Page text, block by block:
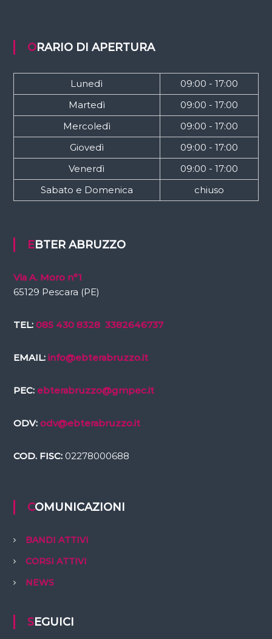
ORARIO DI APERTURA
Lunedì
09:00 - 17:00
Martedì
09:00 - 17:00
Mercoledì
09:00 - 17:00
Giovedì
09:00 - 17:00
Venerdì
09:00 - 17:00
Sabato e Domenica
chiuso
EBTER ABRUZZO
Via A. Moro n°1
65129 Pescara (PE)
TEL: 085 430 8328 3382646737
EMAIL: info@ebterabruzzo.it
PEC: ebterabruzzo@gmpec.it
ODV: odv@ebterabruzzo.it
COD. FISC:02278000688
COMUNICAZIONI
BANDI ATTIVI
CORSI ATTIVI
NEWS
SEGUICI